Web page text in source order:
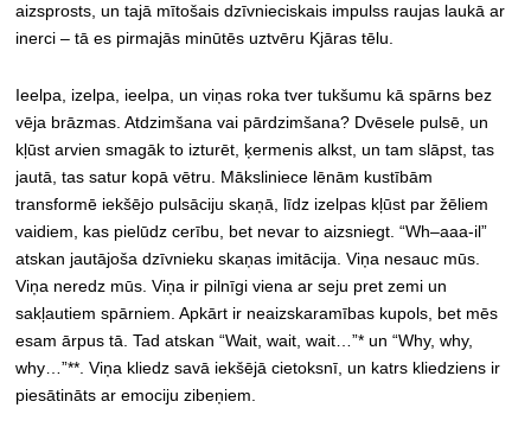
aizsprosts, un tajā mītošais dzīvnieciskais impulss raujas laukā ar
inerci – tā es pirmajās minūtēs uztvēru Kjāras tēlu.
Ieelpa, izelpa, ieelpa, un viņas roka tver tukšumu kā spārns bez
vēja brāzmas. Atdzimšana vai pārdzimšana? Dvēsele pulsē, un
kļūst arvien smagāk to izturēt, ķermenis alkst, un tam slāpst, tas
jautā, tas satur kopā vētru. Māksliniece lēnām kustībām
transformē iekšējo pulsāciju skaņā, līdz izelpas kļūst par žēliem
vaidiem, kas pielūdz cerību, bet nevar to aizsniegt. “Wh–aaa-il”
atskan jautājoša dzīvnieku skaņas imitācija. Viņa nesauc mūs.
Viņa neredz mūs. Viņa ir pilnīgi viena ar seju pret zemi un
sakļautiem spārniem. Apkārt ir neaizskaramības kupols, bet mēs
esam ārpus tā. Tad atskan “Wait, wait, wait…”* un “Why, why,
why…”**. Viņa kliedz savā iekšējā cietoksnī, un katrs kliedziens ir
piesātināts ar emociju zibeņiem.